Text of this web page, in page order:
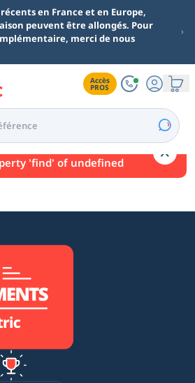
en France et en Europe,
peuvent être allongés. Pour
merci de nous
Accès
PROS
survenue.
'find' of undefined